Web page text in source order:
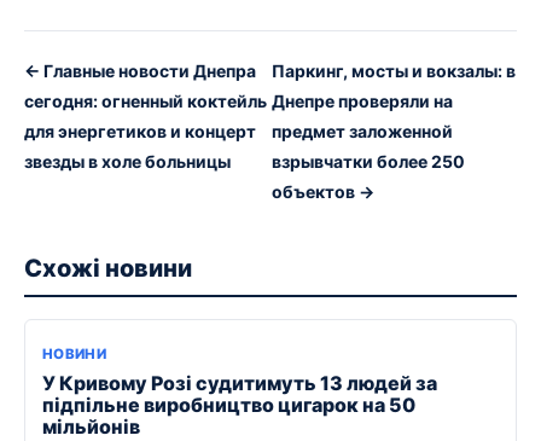
← Главные новости Днепра
сегодня: огненный коктейль
для энергетиков и концерт
звезды в холе больницы
Паркинг, мосты и вокзалы: в
Днепре проверяли на
предмет заложенной
взрывчатки более 250
объектов →
Схожі новини
НОВИНИ
У Кривому Розі судитимуть 13 людей за
підпільне виробництво цигарок на 50
мільйонів